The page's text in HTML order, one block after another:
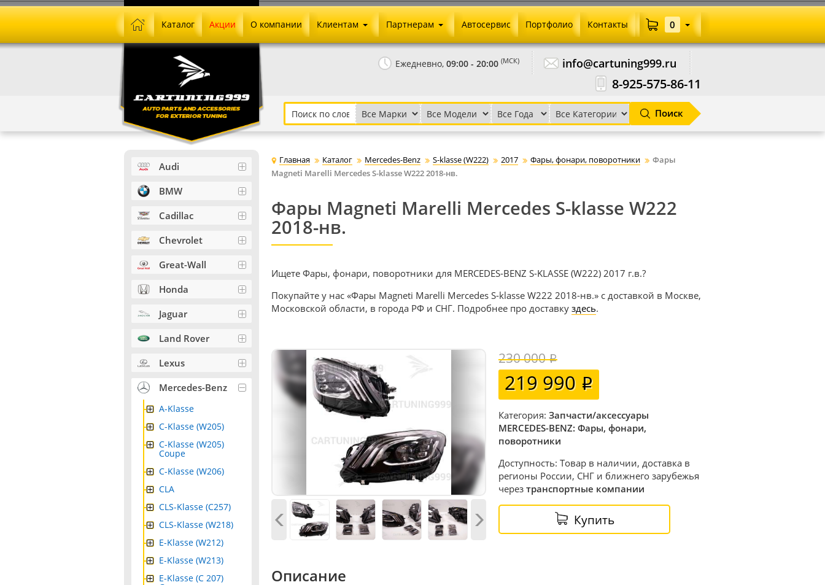
Ежедневно, 09:00 - 20:00 (МСК) info@cartuning999.ru
8-925-575-86-11
Поиск
Каталог Акции О компании Клиентам
Как сделать заказ
Установка на авто
Письмо директору
Партнерам
Агентское вознаграждение
Скачать прайс
Автосервис Портфолио Контакты 0
Главная Каталог Mercedes-Benz S-klasse (W222) 2017 Фары, фонари, поворотники
Фары
Magneti Marelli Mercedes S-klasse W222 2018-нв.
Фары Magneti Marelli Mercedes S-klasse W222
2018-нв.
Ищете Фары, фонари, поворотники для MERCEDES-BENZ S-KLASSE (W222) 2017 г.в.?
Покупайте у нас «Фары Magneti Marelli Mercedes S-klasse W222 2018-нв.» с доставкой в Москве,
Московской области, в города РФ и СНГ. Подробнее про доставку здесь.
230 000
219 990
Категория: Запчасти/аксессуары
MERCEDES-BENZ: Фары, фонари,
поворотники
Доступность: Товар в наличии, доставка в
регионы России, СНГ и ближнего зарубежья
через транспортные компании
Купить
Описание
Audi
BMW
Cadillac
Chevrolet
Great-Wall
Honda
Jaguar
Land Rover
Lexus
Mercedes-Benz
A-Klasse
C-Klasse (W205)
C-Klasse (W205)
Coupe
C-Klasse (W206)
CLA
CLS-Klasse (C257)
CLS-Klasse (W218)
E-Klasse (W212)
E-Klasse (W213)
E-Klasse (C 207)